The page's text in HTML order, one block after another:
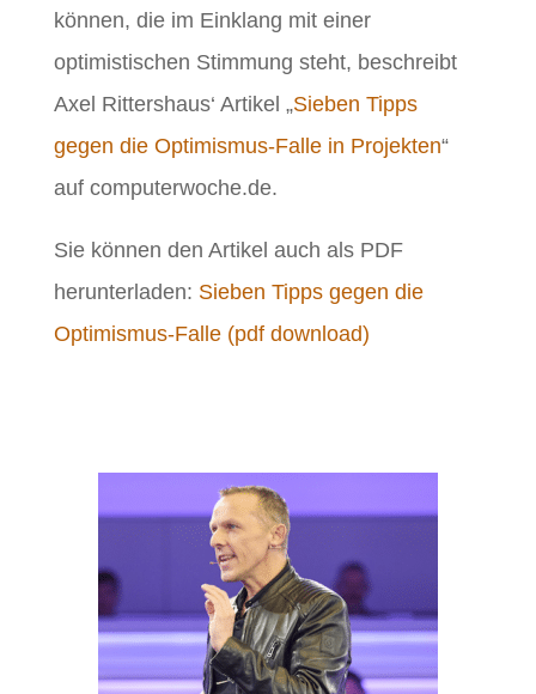
können, die im Einklang mit einer
optimistischen Stimmung steht, beschreibt
Axel Rittershaus‘ Artikel „Sieben Tipps
gegen die Optimismus-Falle in Projekten“
auf computerwoche.de.
Sie können den Artikel auch als PDF
herunterladen: Sieben Tipps gegen die
Optimismus-Falle (pdf download)